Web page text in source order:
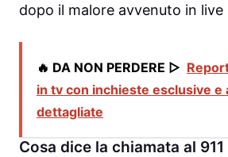
dopo il malore avvenuto in live
🔥 DA NON PERDERE ▷
in tv con inchieste esclusive e
dettagliate
Cosa dice la chiamata al